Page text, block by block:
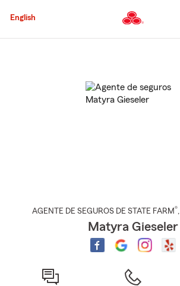
al
principal
English
AGENTE DE SEGUROS DE STATE FARM®,
Matyra Gieseler